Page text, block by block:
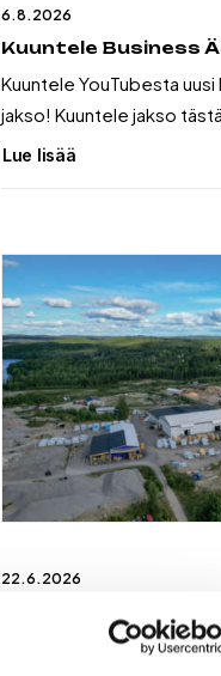
6.8.2026
Kuuntele Business
Kuuntele YouTubesta
jakso! Kuuntele jakso
Lue lisää
22.6.2026
Koukkuniemen
suunnitellaan
Kiertotalous luo uusia